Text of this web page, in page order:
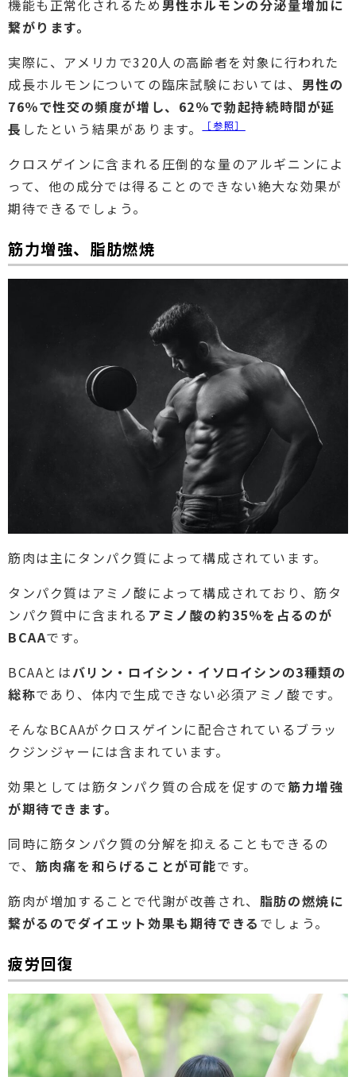
機能も正常化されるため 男性ホルモンの分泌量増加に
繋がります。
実際に、アメリカで320人の高齢者を対象に行われた
成長ホルモンについての臨床試験においては、 男性の
76％で性交の頻度が増し、62％で勃起持続時間が延
長 したという結果があります。 ［参照］
クロスゲインに含まれる圧倒的な量のアルギニンによ
って、他の成分では得ることのできない絶大な効果が
期待できるでしょう。
筋力増強、脂肪燃焼
筋肉は主にタンパク質によって構成されています。
タンパク質はアミノ酸によって構成されており、筋タ
ンパク質中に含まれる アミノ酸の約35％を占るのが
BCAAです。
BCAAとはバリン・ロイシン・イソロイシンの3種類の
総称であり、体内で生成できない必須アミノ酸です。
そんなBCAAがクロスゲインに配合されているブラッ
クジンジャーには含まれています。
効果としては筋タンパク質の合成を促すので筋力増強
が期待できます。
同時に筋タンパク質の分解を抑えることもできるの
で、筋肉痛を和らげることが可能です。
筋肉が増加することで代謝が改善され、 脂肪の燃焼に
繋がるのでダイエット効果も期待できる でしょう。
疲労回復